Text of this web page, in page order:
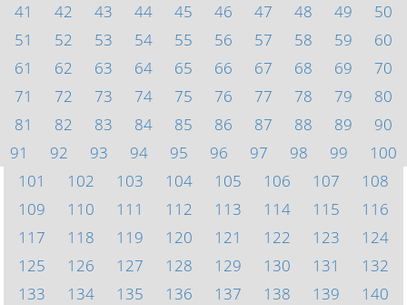
41
42 43 44 45 46 47 48 49
50
51
52 53 54 55 56 57 58 59
60
61
62 63 64 65 66 67 68 69
70
71
72 73 74 75 76 77 78 79
80
81
82 83 84 85 86 87 88 89
90
91
92 93 94 95 96 97 98 99
100
101
102 103 104 105 106 107
108
109
110 111 112 113 114 115
116
117
118 119 120 121 122 123
124
125
126 127 128 129 130 131
132
133
134 135 136 137 138 139
140